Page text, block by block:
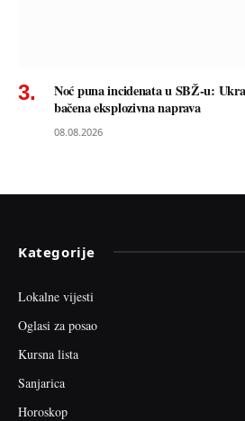
Noć puna incidenata u SBŽ-u:
bačena eksplozivna naprava
08.08.2026
Kategorije
Lokalne vijesti
Oglasi za posao
Kursna lista
Sanjarica
Horoskop